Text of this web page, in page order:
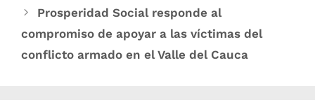
Prosperidad Social responde al
compromiso de apoyar a las víctimas del
conflicto armado en el Valle del Cauca